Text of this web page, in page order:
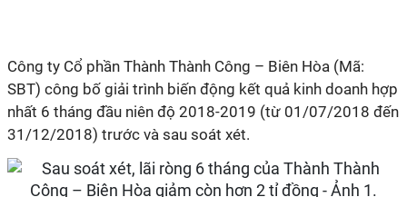
Công ty Cổ phần Thành Thành Công – Biên Hòa (Mã:
SBT) công bố giải trình biến động kết quả kinh doanh hợp
nhất 6 tháng đầu niên độ 2018-2019 (từ 01/07/2018 đến
31/12/2018) trước và sau soát xét.